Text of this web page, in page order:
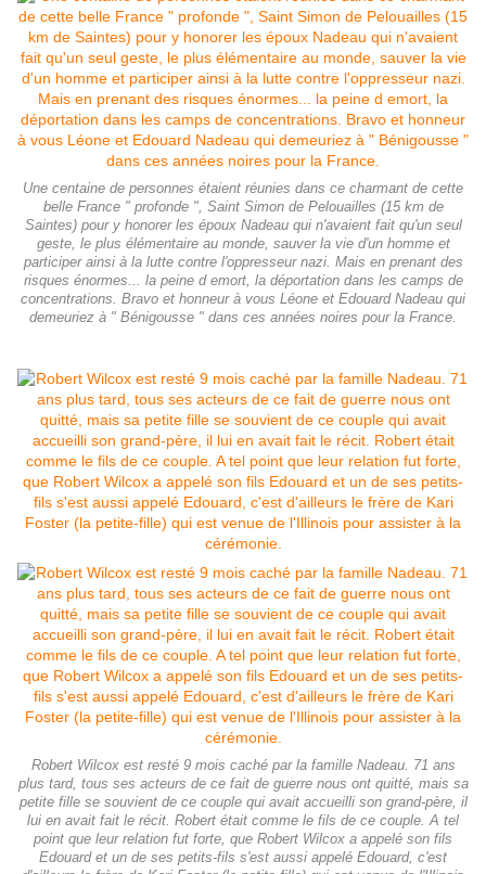
Une centaine de personnes étaient réunies dans ce charmant de cette
belle France " profonde ", Saint Simon de Pelouailles (15 km de
Saintes) pour y honorer les époux Nadeau qui n'avaient fait qu'un seul
geste, le plus élémentaire au monde, sauver la vie d'un homme et
participer ainsi à la lutte contre l'oppresseur nazi. Mais en prenant des
risques énormes... la peine d emort, la déportation dans les camps de
concentrations. Bravo et honneur à vous Léone et Edouard Nadeau qui
demeuriez à " Bénigousse " dans ces années noires pour la France.
Robert Wilcox est resté 9 mois caché par la famille Nadeau. 71 ans
plus tard, tous ses acteurs de ce fait de guerre nous ont quitté, mais sa
petite fille se souvient de ce couple qui avait accueilli son grand-père, il
lui en avait fait le récit. Robert était comme le fils de ce couple. A tel
point que leur relation fut forte, que Robert Wilcox a appelé son fils
Edouard et un de ses petits-fils s'est aussi appelé Edouard, c'est